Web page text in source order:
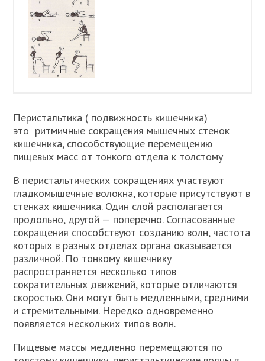
Перистальтика ( подвижность кишечника)
это ритмичные сокращения мышечных стенок
кишечника, способствующие перемещению
пищевых масс от тонкого отдела к толстому
В перистальтических сокращениях участвуют
гладкомышечные волокна, которые присутствуют в
стенках кишечника. Один слой располагается
продольно, другой — поперечно. Согласованные
сокращения способствуют созданию волн, частота
которых в разных отделах органа оказывается
различной. По тонкому кишечнику
распространяется несколько типов
сократительных движений, которые отличаются
скоростью. Они могут быть медленными, средними
и стремительными. Нередко одновременно
появляется нескольких типов волн.
Пищевые массы медленно перемещаются по